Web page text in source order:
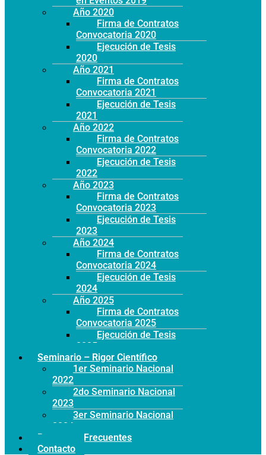
Año 2020
Firma de Contratos
Convocatoria 2020
Ejecución de Tesis
2020
Año 2021
Firma de Contratos
Convocatoria 2021
Ejecución de Tesis
2021
Año 2022
Firma de Contratos
Convocatoria 2022
Ejecución de Tesis
2022
Año 2023
Firma de Contratos
Convocatoria 2023
Ejecución de Tesis
2023
Año 2024
Firma de Contratos
Convocatoria 2024
Ejecución de Tesis
2024
Año 2025
Firma de Contratos
Convocatoria 2025
Ejecución de Tesis
2025
Seminario – Rigor Científico
1er Seminario Nacional
2022
2do Seminario Nacional
2023
3er Seminario Nacional
2024
Preguntas Frecuentes
Contacto